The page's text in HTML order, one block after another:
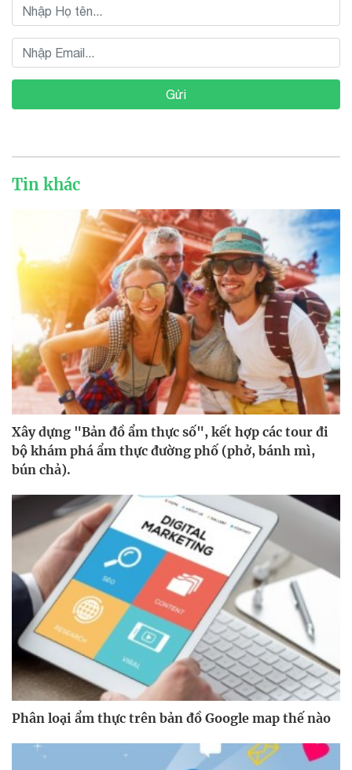
Gửi
Tin khác
Xây dựng "Bản đồ ẩm thực số", kết hợp các tour đi
bộ khám phá ẩm thực đường phố (phở, bánh mì,
bún chả).
Phân loại ẩm thực trên bản đồ Google map thế nào